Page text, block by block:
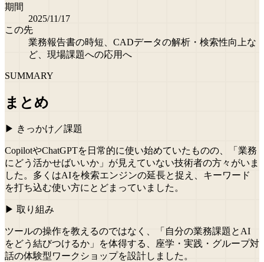
期間
2025/11/17
この先
業務報告書の時短、CADデータの解析・検索性向上な
ど、現場課題への応用へ
SUMMARY
まとめ
▶ きっかけ／課題
CopilotやChatGPTを日常的に使い始めていたものの、「業務
にどう活かせばいいか」が見えていない技術者の方々がいま
した。多くはAIを検索エンジンの延長と捉え、キーワード
を打ち込む使い方にとどまっていました。
▶ 取り組み
ツールの操作を教えるのではなく、「自分の業務課題とAI
をどう結びつけるか」を体得する、座学・実践・グループ対
話の体験型ワークショップを設計しました。